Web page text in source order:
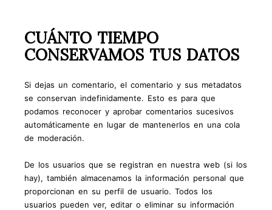
CUÁNTO TIEMPO
CONSERVAMOS TUS DATOS
Si dejas un comentario, el comentario y sus metadatos
se conservan indefinidamente. Esto es para que
podamos reconocer y aprobar comentarios sucesivos
automáticamente en lugar de mantenerlos en una cola
de moderación.
De los usuarios que se registran en nuestra web (si los
hay), también almacenamos la información personal que
proporcionan en su perfil de usuario. Todos los
usuarios pueden ver, editar o eliminar su información